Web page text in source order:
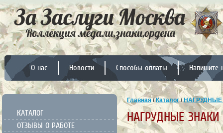
О нас Новости Способы оплаты Напишите
КАТАЛОГ
ОТЗЫВЫ О РАБОТЕ
Главная/Каталог/НАГРУДНЫЕ
НАГРУДНЫЕ